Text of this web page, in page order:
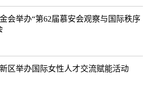
会举办“第62届慕安会观察与国际秩序
区举办国际女性人才交流赋能活动